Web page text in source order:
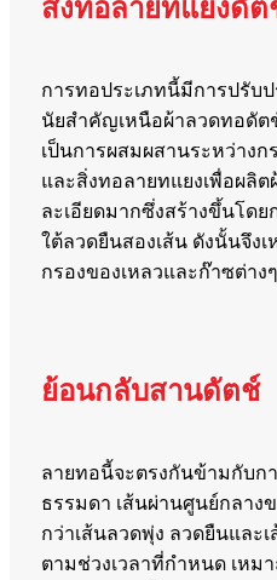
สิ่งทอลายทแยงดั
การทอประเภทนี้มีการปรับ
นัยสำคัญเหนือผ้าลวดทอดัต
เป็นการผสมผสานระหว่าง
และสิ่งทอลายทแยงเพื่อผลิ
ละเอียดมากซึ่งสร้างขึ้นโดย
ใต้ลวดยืนสองเส้น ดังนั้นจึง
กรองของเหลวและก๊าซต่างๆ
ย้อนกลับสานดัตช์
ลายทอนี้จะตรงกันข้ามกับก
ธรรมดา เส้นผ่านศูนย์กลาง
กว่าเส้นลวดพุ่ง ลวดยืนและ
ตามช่วงเวลาที่กำหนด เหม